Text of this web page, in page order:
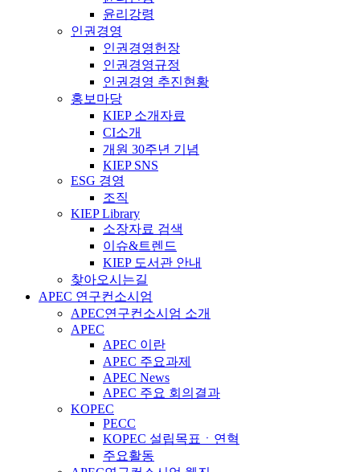
윤리강령
인권경영
인권경영헌장
인권경영규정
인권경영 추진현황
홍보마당
KIEP 소개자료
CI소개
개원 30주년 기념
KIEP SNS
ESG 경영
조직
KIEP Library
소장자료 검색
이슈&트렌드
KIEP 도서관 안내
찾아오시는길
APEC 연구컨소시엄
APEC연구컨소시엄 소개
APEC
APEC 이란
APEC 주요과제
APEC News
APEC 주요 회의결과
KOPEC
PECC
KOPEC 설립목표ㆍ연혁
주요활동